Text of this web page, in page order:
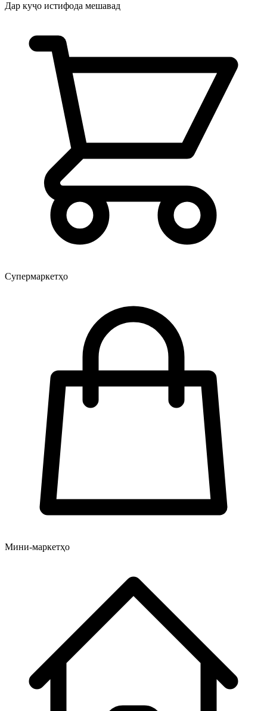
Дар куҷо истифода мешавад
Супермаркетҳо
Мини-маркетҳо